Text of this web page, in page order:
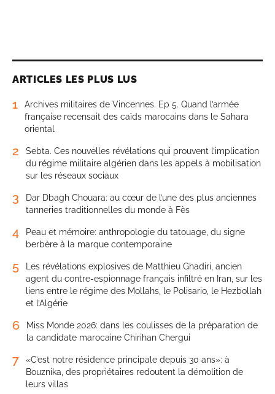
ARTICLES LES PLUS LUS
1
Archives militaires de Vincennes. Ep 5. Quand l’armée
française recensait des caïds marocains dans le Sahara
oriental
2
Sebta. Ces nouvelles révélations qui prouvent l’implication
du régime militaire algérien dans les appels à mobilisation
sur les réseaux sociaux
3
Dar Dbagh Chouara: au cœur de l’une des plus anciennes
tanneries traditionnelles du monde à Fès
4
Peau et mémoire: anthropologie du tatouage, du signe
berbère à la marque contemporaine
5
Les révélations explosives de Matthieu Ghadiri, ancien
agent du contre-espionnage français infiltré en Iran, sur les
liens entre le régime des Mollahs, le Polisario, le Hezbollah
et l’Algérie
6
Miss Monde 2026: dans les coulisses de la préparation de
la candidate marocaine Chirihan Chergui
7
«C’est notre résidence principale depuis 30 ans»: à
Bouznika, des propriétaires redoutent la démolition de
leurs villas